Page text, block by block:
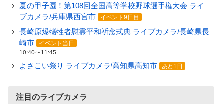
夏の甲子園！第108回全国高等学校野球選手権大会 ライ
ブカメラ/兵庫県西宮市
イベント9日目
長崎原爆犠牲者慰霊平和祈念式典 ライブカメラ/長崎県長
崎市
イベント当日
10:40〜11:45
よさこい祭り ライブカメラ/高知県高知市 あと1日
注目のライブカメラ